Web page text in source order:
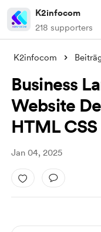
K2infocom
218 supporters
K2infocom
Business
Website
HTML
Jan 04, 2025